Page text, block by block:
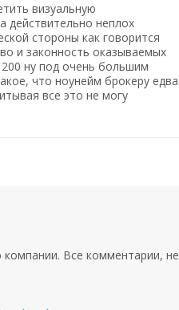
визуальную
действительно неплох
стороны как говорится
и законность оказываемых
ну под очень большим
что ноунейм брокеру едва
все это не могу
Все комментарии, не